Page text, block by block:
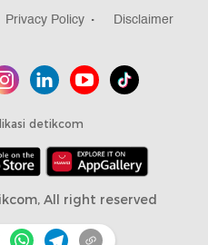
Privacy Policy Disclaimer
detikcom
All right reserved